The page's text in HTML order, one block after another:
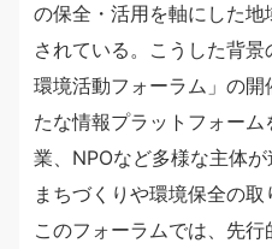
の保全・活用を軸にした
されている。こうした背
環境活動フォーラム」の
たな情報プラットフォー
業、NPOなど多様な主体
まちづくりや環境保全の取
このフォーラムでは、先